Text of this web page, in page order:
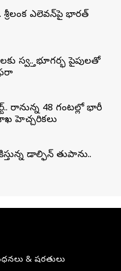
శ్రీలంక ఎలెవన్‌పై భారత్‌
స్వస్తి.. భూగర్భ పైపులతో
రానున్న 48 గంటల్లో భారీ
హెచ్చరికలు
డాల్ఫిన్‌ తుపాను..
& షరతులు